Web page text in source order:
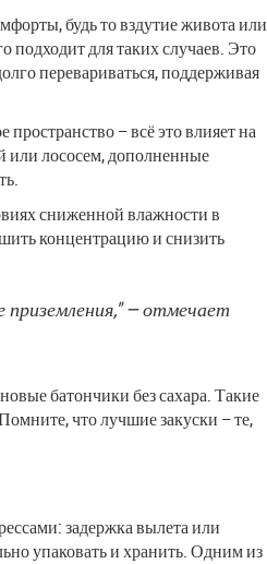
будь то вздутие живота или
для таких случаев. Это
перевариваться, поддерживая
– всё это влияет на
или лососем, дополненные
сниженной влажности в
концентрацию и снизить
— отмечает
батончики без сахара. Такие
что лучшие закуски – те,
задержка вылета или
упаковать и хранить. Одним из